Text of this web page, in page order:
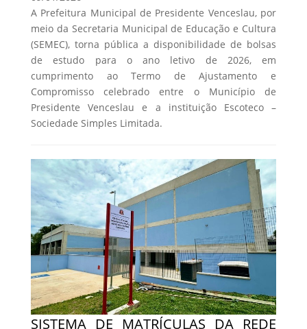
A Prefeitura Municipal de Presidente Venceslau, por
meio da Secretaria Municipal de Educação e Cultura
(SEMEC), torna pública a disponibilidade de bolsas
de estudo para o ano letivo de 2026, em
cumprimento ao Termo de Ajustamento e
Compromisso celebrado entre o Município de
Presidente Venceslau e a instituição Escoteco –
Sociedade Simples Limitada.
SISTEMA DE MATRÍCULAS DA REDE